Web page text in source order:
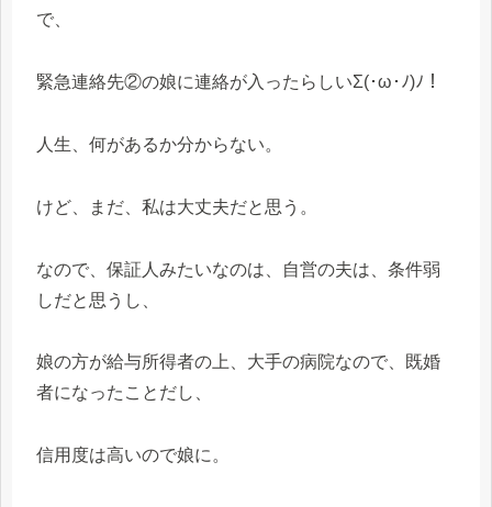
で、
緊急連絡先②の娘に連絡が入ったらしいΣ(･ω･ﾉ)ﾉ！
人生、何があるか分からない。
けど、まだ、私は大丈夫だと思う。
なので、保証人みたいなのは、自営の夫は、条件弱
しだと思うし、
娘の方が給与所得者の上、大手の病院なので、既婚
者になったことだし、
信用度は高いので娘に。